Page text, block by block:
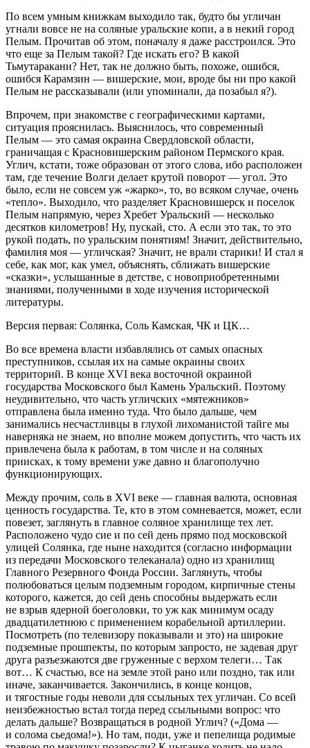
По всем умным книжкам выходило так, будто бы угличан
угнали вовсе не на соляные уральские копи, а в некий город
Пелым. Прочитав об этом, поначалу я даже расстроился. Это
что еще за Пелым такой? Где искать его? В какой
Тьмутаракани? Нет, так не должно быть, похоже, ошибся,
ошибся Карамзин — вишерские, мои, вроде бы ни про какой
Пелым не рассказывали (или упоминали, да позабыл я?).
Впрочем, при знакомстве с географическими картами,
ситуация прояснилась. Выяснилось, что современный
Пелым — это самая окраина Свердловской области,
граничащая с Красновишерским районом Пермского края.
Углич, кстати, тоже образован от этого слова, ибо расположен
там, где течение Волги делает крутой поворот — угол. Это
было, если не совсем уж «жарко», то, во всяком случае, очень
«тепло». Выходило, что разделяет Красновишерск и поселок
Пелым напрямую, через Хребет Уральский — несколько
десятков километров! Ну, пускай, сто. А если это так, то это
рукой подать, по уральским понятиям! Значит, действительно,
фамилия моя — угличская? Значит, не врали старики! И стал я
себе, как мог, как умел, объяснять, сближать вишерские
«сказки», услышанные в детстве, с новоприобретенными
знаниями, полученными в ходе изучения исторической
литературы.
Версия первая: Солянка, Соль Камская, ЧК и ЦК…
Во все времена власти избавлялись от самых опасных
преступников, ссылая их на самые окраины своих
территорий. В конце XVI века восточной окраиной
государства Московского был Камень Уральский. Поэтому
неудивительно, что часть угличских «мятежников»
отправлена была именно туда. Что было дальше, чем
занимались несчастливцы в глухой лихоманистой тайге мы
наверняка не знаем, но вполне можем допустить, что часть их
привлечена была к работам, в том числе и на соляных
приисках, к тому времени уже давно и благополучно
функционирующих.
Между прочим, соль в XVI веке — главная валюта, основная
ценность государства. Те, кто в этом сомневается, может, если
повезет, заглянуть в главное соляное хранилище тех лет.
Расположено чудо сие и по сей день прямо под московской
улицей Солянка, где ныне находится (согласно информации
из передачи Московского телеканала) одно из хранилищ
Главного Резервного Фонда России. Заглянуть, чтобы
полюбоваться целым подземным городом, кирпичные стены
которого, кажется, до сей день способны выдержать если
не взрыв ядерной боеголовки, то уж как минимум осаду
двадцатилетнюю с применением корабельной артиллерии.
Посмотреть (по телевизору показывали и это) на широкие
подземные прошпекты, по которым запросто, не задевая друг
друга разъезжаются две груженные с верхом телеги… Так
вот… К счастью, все на земле этой рано или поздно, так или
иначе, заканчивается. Закончились, в конце концов,
и тягостные годы неволи для ссыльных тех угличан. Со всей
неизбежностью встал тогда перед ссыльными вопрос: что
делать дальше? Возвращаться в родной Углич? («Дома —
и солома сьедома!»). Но там, поди, уже и пепелища родимые